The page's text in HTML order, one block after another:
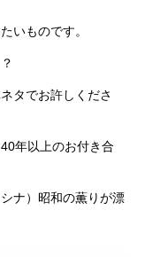
いものです。
タでお許しくださ
年以上のお付き合
ナ）昭和の薫りが漂